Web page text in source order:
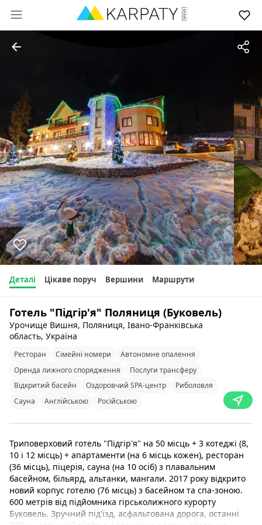
Деталі Цікаве поруч Вершини Маршрути
Готель "Підгір'я" Поляниця (Буковель)
Урочище Вишня, Поляниця, Івано-Франківська
область, Україна
Ресторан Сімейні номери
Автономне опалення
Оренда лижного спорядження
Послуги трансферу
Відкритий басейн
Оздоровчий SPA-центр
Риболовля
Сауна
Англійською Російською
Триповерховий готель "Підгір'я" на 50 місць + 3 котеджі (8,
10 і 12 місць) + апартаменти (на 6 місць кожен), ресторан
(36 місць), піцерія, сауна (на 10 осіб) з плавальним
басейном, більярд, альтанки, мангали. 2017 року відкрито
новий корпус готелю (76 місць) з басейном та спа-зоною.
600 метрів від підйомника гірськолижного курорту
Буковель. Зручний під'їзд, асфальтована дорога, останні